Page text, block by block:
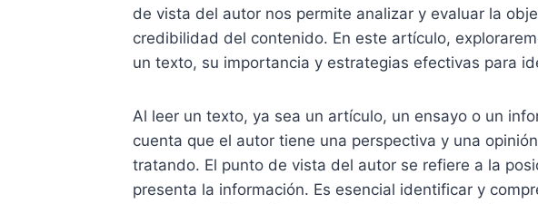
de vista del autor nos permite analizar y evaluar la
credibilidad del contenido. En este artículo,
un texto, su importancia y estrategias efectivas para
Al leer un texto, ya sea un artículo, un ensayo o un
cuenta que el autor tiene una perspectiva y una
tratando. El punto de vista del autor se refiere a la
presenta la información. Es esencial identificar y